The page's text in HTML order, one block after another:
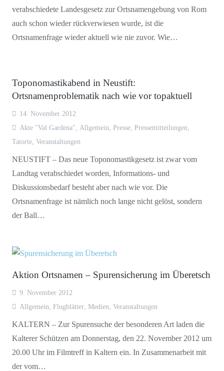
verabschiedete Landesgesetz zur Ortsnamengebung von Rom
auch schon wieder rückverwiesen wurde, ist die
Ortsnamenfrage wieder aktuell wie nie zuvor. Wie…
Toponomastikabend in Neustift:
Ortsnamenproblematik nach wie vor topaktuell
14. November 2012
Akte "Val Gardena"
Allgemein Presse, Pressemitteilungen
Tatorte Veranstaltungen
NEUSTIFT – Das neue Toponomastikgesetz ist zwar vom
Landtag verabschiedet worden, Informations- und
Diskussionsbedarf besteht aber nach wie vor. Die
Ortsnamenfrage ist nämlich noch lange nicht gelöst, sondern
der Ball…
Aktion Ortsnamen – Spurensicherung im Überetsch
9. November 2012
Allgemein
Flugblätter, Medien Veranstaltungen
KALTERN – Zur Spurensuche der besonderen Art laden die
Kalterer Schützen am Donnerstag, den 22. November 2012 um
20.00 Uhr im Filmtreff in Kaltern ein. In Zusammenarbeit mit
der vom…